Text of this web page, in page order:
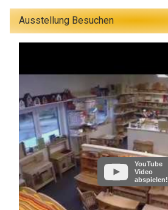
Ausstellung Besuchen
YouTube
Video
abspielen!